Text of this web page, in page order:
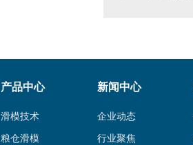
产品中心
滑模技术
粮仓滑模
新闻中心
企业动态
行业聚焦